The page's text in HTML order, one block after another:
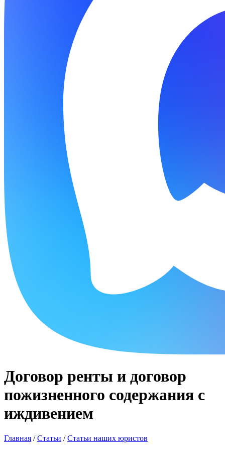
Договор ренты и договор
пожизненного содержания с
иждивением
Главная /Статьи /Статьи наших юристов